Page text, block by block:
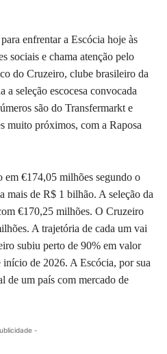
enfrentar a Escócia hoje às
sociais e chama atenção pelo
do Cruzeiro, clube brasileiro da
a seleção escocesa convocada
são do Transfermarkt e
muito próximos, com a Raposa
em €174,05 milhões segundo o
mais de R$ 1 bilhão. A seleção da
€170,25 milhões. O Cruzeiro
A trajetória de cada um vai
subiu perto de 90% em valor
de 2026. A Escócia, por sua
de um país com mercado de
-